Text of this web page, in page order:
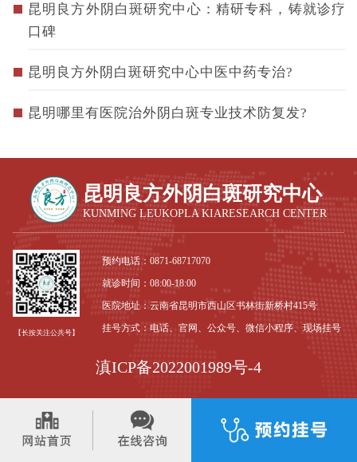
昆明良方外阴白斑研究中心：精研专科，铸就诊疗
口碑
昆明良方外阴白斑研究中心中医中药专治?
昆明哪里有医院治外阴白斑专业技术防复发?
昆明良方外阴白斑研究中心
KUNMING LEUKOPLA KIARESEARCH CENTER
【长按关注公共号】
预约电话：0871-68717070
就诊时间：08:00-18:00
医院地址：云南省昆明市西山区书林街新桥村415号
挂号方式：电话、官网、公众号、微信小程序、现场挂号
滇ICP备2022001989号-4